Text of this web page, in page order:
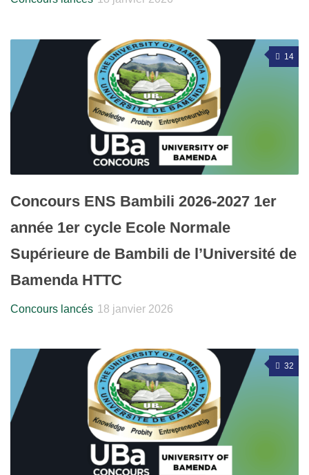
14
Concours ENS Bambili 2026-2027 1er
année 1er cycle Ecole Normale
Supérieure de Bambili de l’Université de
Bamenda HTTC
Concours lancés 18 janvier 2026
32